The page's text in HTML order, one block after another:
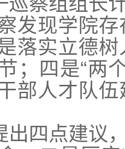
发现学院
落实立德
；四是“两
部人才队
出四点建议